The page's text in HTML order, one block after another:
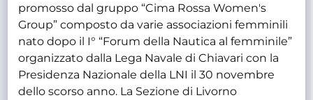
promosso dal gruppo “Cima Rossa Women's
Group” composto da varie associazioni femminili
nato dopo il I° “Forum della Nautica al femminile”
organizzato dalla Lega Navale di Chiavari con la
Presidenza Nazionale della LNI il 30 novembre
dello scorso anno. La Sezione di Livorno